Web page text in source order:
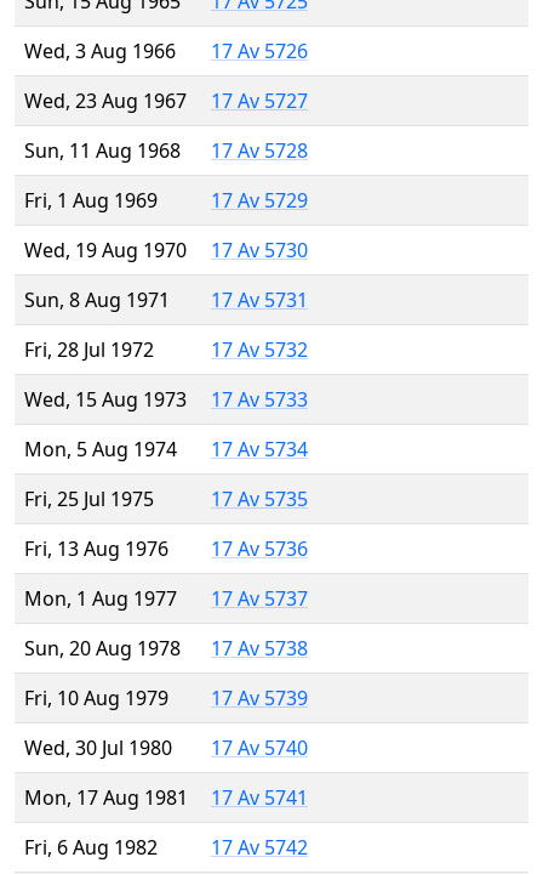
Wed, 3 Aug 1966
17 Av 5726
Wed, 23 Aug 1967
17 Av 5727
Sun, 11 Aug 1968
17 Av 5728
Fri, 1 Aug 1969
17 Av 5729
Wed, 19 Aug 1970
17 Av 5730
Sun, 8 Aug 1971
17 Av 5731
Fri, 28 Jul 1972
17 Av 5732
Wed, 15 Aug 1973
17 Av 5733
Mon, 5 Aug 1974
17 Av 5734
Fri, 25 Jul 1975
17 Av 5735
Fri, 13 Aug 1976
17 Av 5736
Mon, 1 Aug 1977
17 Av 5737
Sun, 20 Aug 1978
17 Av 5738
Fri, 10 Aug 1979
17 Av 5739
Wed, 30 Jul 1980
17 Av 5740
Mon, 17 Aug 1981
17 Av 5741
Fri, 6 Aug 1982
17 Av 5742